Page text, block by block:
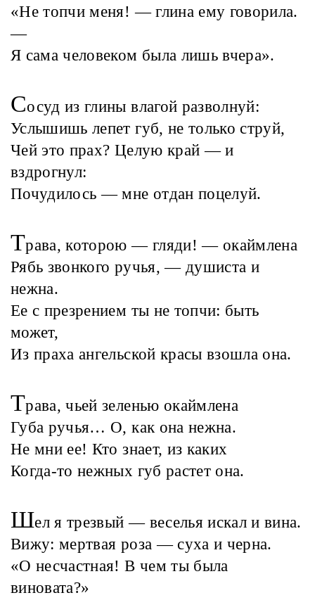
«Не топчи меня! — глина ему говорила.
—
Я сама человеком была лишь вчера».
Сосуд из глины влагой разволнуй:
Услышишь лепет губ, не только струй,
Чей это прах? Целую край — и
вздрогнул:
Почудилось — мне отдан поцелуй.
Трава, которою — гляди! — окаймлена
Рябь звонкого ручья, — душиста и
нежна.
Ее с презрением ты не топчи: быть
может,
Из праха ангельской красы взошла она.
Трава, чьей зеленью окаймлена
Губа ручья… О, как она нежна.
Не мни ее! Кто знает, из каких
Когда-то нежных губ растет она.
Шел я трезвый — веселья искал и вина.
Вижу: мертвая роза — суха и черна.
«О несчастная! В чем ты была
виновата?»